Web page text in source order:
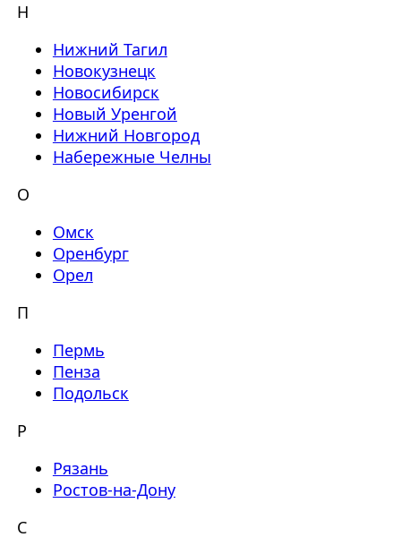
Н
Нижний Тагил
Новокузнецк
Новосибирск
Новый Уренгой
Нижний Новгород
Набережные Челны
О
Омск
Оренбург
Орел
П
Пермь
Пенза
Подольск
Р
Рязань
Ростов-на-Дону
С